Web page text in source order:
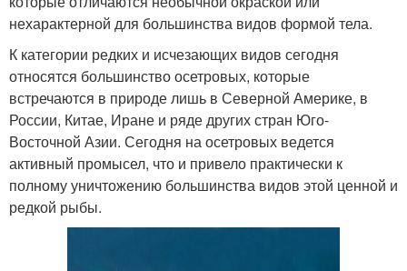
нехарактерной для большинства видов формой тела.
К категории редких и исчезающих видов сегодня
относятся большинство осетровых, которые
встречаются в природе лишь в Северной Америке, в
России, Китае, Иране и ряде других стран Юго-
Восточной Азии. Сегодня на осетровых ведется
активный промысел, что и привело практически к
полному уничтожению большинства видов этой ценной и
редкой рыбы.